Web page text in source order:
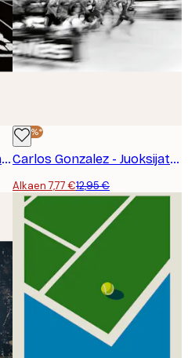
Dr. Roland Shainidze - Numeroitu Kilparata Juliste
-40%*
Carlos Gonzalez - Juoksijat täydessä vauhdissa juliste
Alkaen 7,77 €12,95 €